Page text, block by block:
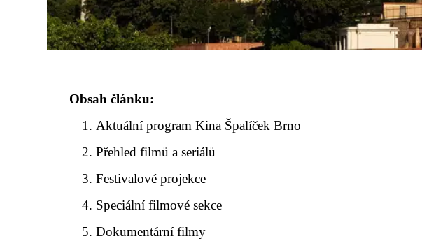
Obsah článku:
Aktuální program Kina Špalíček Brno
Přehled filmů a seriálů
Festivalové projekce
Speciální filmové sekce
Dokumentární filmy